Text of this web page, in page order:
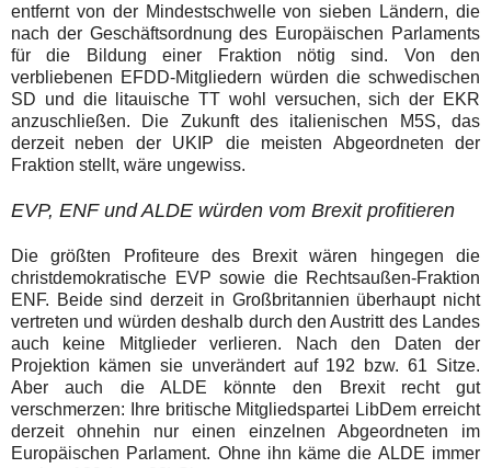
entfernt von der Mindestschwelle von sieben Ländern, die
nach der Geschäftsordnung des Europäischen Parlaments
für die Bildung einer Fraktion nötig sind. Von den
verbliebenen EFDD-Mitgliedern würden die schwedischen
SD und die litauische TT wohl versuchen, sich der EKR
anzuschließen. Die Zukunft des italienischen M5S, das
derzeit neben der UKIP die meisten Abgeordneten der
Fraktion stellt, wäre ungewiss.
EVP, ENF und ALDE würden vom Brexit profitieren
Die größten Profiteure des Brexit wären hingegen die
christdemokratische EVP sowie die Rechtsaußen-Fraktion
ENF. Beide sind derzeit in Großbritannien überhaupt nicht
vertreten und würden deshalb durch den Austritt des Landes
auch keine Mitglieder verlieren. Nach den Daten der
Projektion kämen sie unverändert auf 192 bzw. 61 Sitze.
Aber auch die ALDE könnte den Brexit recht gut
verschmerzen: Ihre britische Mitgliedspartei LibDem erreicht
derzeit ohnehin nur einen einzelnen Abgeordneten im
Europäischen Parlament. Ohne ihn käme die ALDE immer